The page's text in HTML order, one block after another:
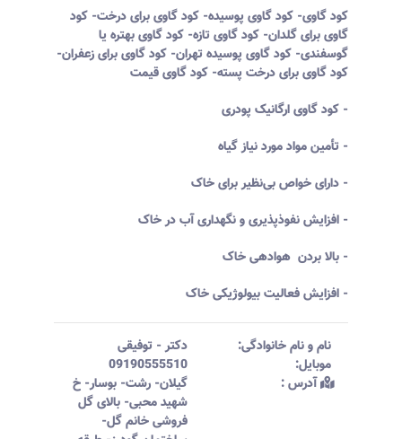
کود گاوی- کود گاوی پوسیده- کود گاوی برای درخت- کود
گاوی برای گلدان- کود گاوی تازه- کود گاوی بهتره یا
گوسفندی- کود گاوی پوسیده تهران- کود گاوی برای زعفران-
کود گاوی برای درخت پسته- کود گاوی قیمت
- کود گاوی ارگانیک پودری
- تأمین مواد مورد نیاز گیاه
- دارای خواص بی‌نظیر برای خاک
- افزایش نفوذپذیری و نگهداری آب در خاک
- بالا بردن هوادهی خاک
- افزایش فعالیت بیولوژیکی خاک
نام و نام خانوادگی:‌ دکتر - توفیقی
موبایل:‌
09190555510
آدرس :‌
گیلان- رشت- بوسار- خ
شهید محبی- بالای گل
فروشی خانم گل-